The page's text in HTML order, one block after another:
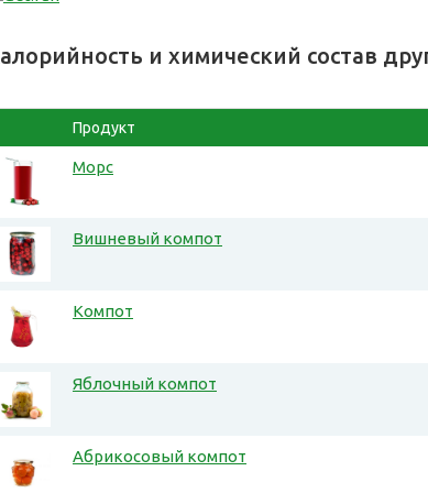
и химический состав
Продукт
Морс
Вишневый компот
Компот
Яблочный компот
Абрикосовый компот